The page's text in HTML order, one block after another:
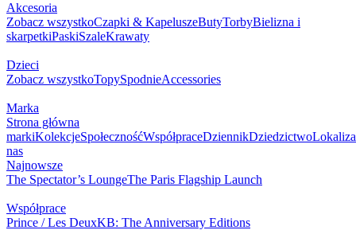
Akcesoria
Zobacz wszystkoCzapki & KapeluszeButyTorbyBielizna i
skarpetkiPaskiSzaleKrawaty
Dzieci
Zobacz wszystkoTopySpodnieAccessories
Marka
Strona główna
markiKolekcjeSpołecznośćWspółpraceDziennikDziedzictwo
nas
Najnowsze
The Spectator’s LoungeThe Paris Flagship Launch
Współprace
Prince / Les DeuxKB: The Anniversary Editions